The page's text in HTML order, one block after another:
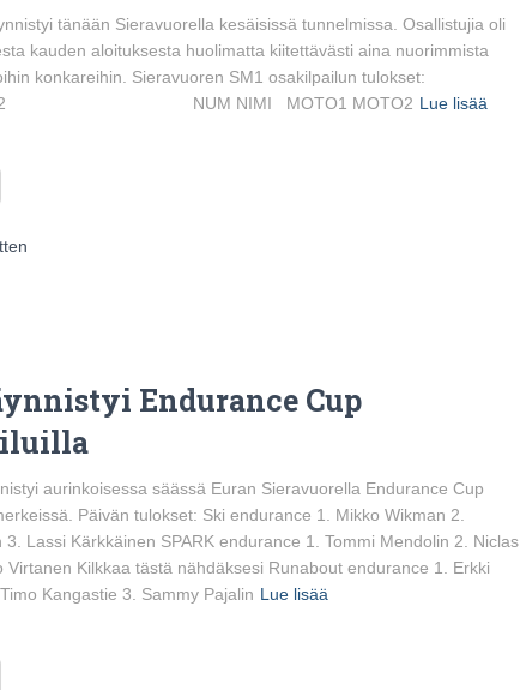
tänään Sieravuorella kesäisissä tunnelmissa. Osallistujia oli
kauden aloituksesta huolimatta kiitettävästi aina nuorimmista
konkareihin. Sieravuoren SM1 osakilpailun tulokset:
GP2 NUM NIMI MOTO1 MOTO2 Lue lisää
Endurance Cup
aurinkoisessa säässä Euran Sieravuorella Endurance Cup
Päivän tulokset: Ski endurance 1. Mikko Wikman 2.
3. Lassi Kärkkäinen SPARK endurance 1. Tommi Mendolin 2. Niclas
Virtanen Kilkkaa tästä nähdäksesi Runabout endurance 1. Erkki
Kangastie 3. Sammy Pajalin Lue lisää